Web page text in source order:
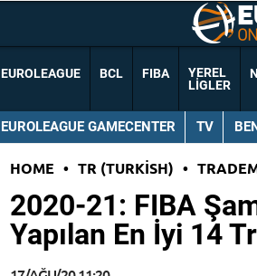
EUROLEAGUE BCL FIBA
YEREL
LIGLER
EUROLEAGUE GAMECENTER TV
HOME • TR (TURKISH) •
2020-21: FIBA
Yapılan En İyi 14